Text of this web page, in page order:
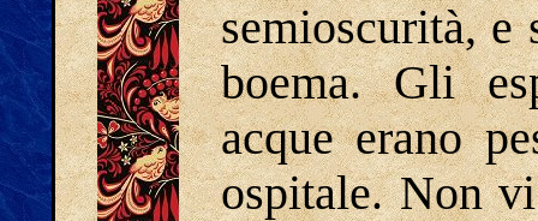
semioscurità, e
boema. Gli
acque erano
ospitale. Non